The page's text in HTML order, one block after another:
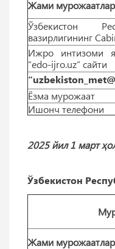
Жами
Ўзбекистон
вазирлигининг
Ижро интизоми
“edo-ijro.uz” сайти
Ёзма мурожаат
Ишонч телефони
2025 йил 1 март
Ўзбекистон
Жами